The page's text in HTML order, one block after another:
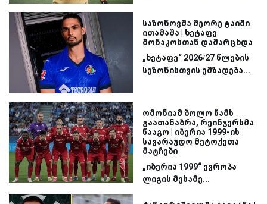
საზონოვმა მეორე ტაიმი
ითამაშა | ხეტაფე
მონაკოსთან დამარცხდა
„ხეტაფე“ 2026/27 წლების
სეზონისთვის ემზადება...
ომონიამ ბოლო წამს
გაათანაბრა, რეინჯერსმა
წააგო | იბერია 1999-ის
სავარაუდო მეტოქეთა
მატჩები
„იბერია 1999“ ევროპა
ლიგის მესამე...